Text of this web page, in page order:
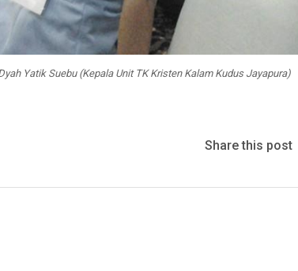
Yatik Suebu (Kepala Unit TK Kristen Kalam Kudus Jayapura)
Share this post